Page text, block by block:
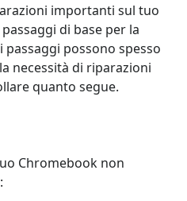
importanti sul tuo
di base per la
possono spesso
necessità di riparazioni
quanto segue.
Chromebook non